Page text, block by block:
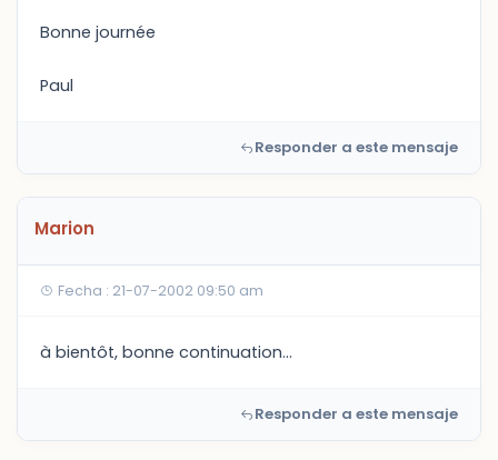
Bonne journée
Paul
Responder a este mensaje
Marion
Fecha : 21-07-2002 09:50 am
à bientôt, bonne continuation...
Responder a este mensaje